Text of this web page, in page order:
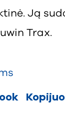
Ją
Trax.